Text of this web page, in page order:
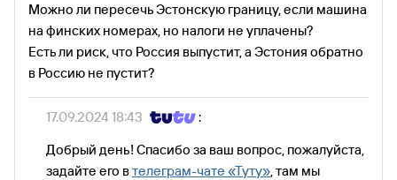
Можно ли пересечь Эстонскую границу, если машина
на финских номерах, но налоги не уплачены?
Есть ли риск, что Россия выпустит, а Эстония обратно
в Россию не пустит?
17.09.2024 18:43
:
Добрый день! Спасибо за ваш вопрос, пожалуйста,
задайте его втелеграм-чате «Туту», там мы